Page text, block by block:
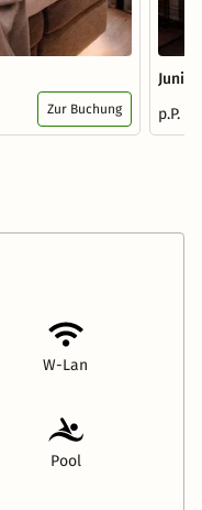
Zur Buchung
p.P.
W-Lan
Pool